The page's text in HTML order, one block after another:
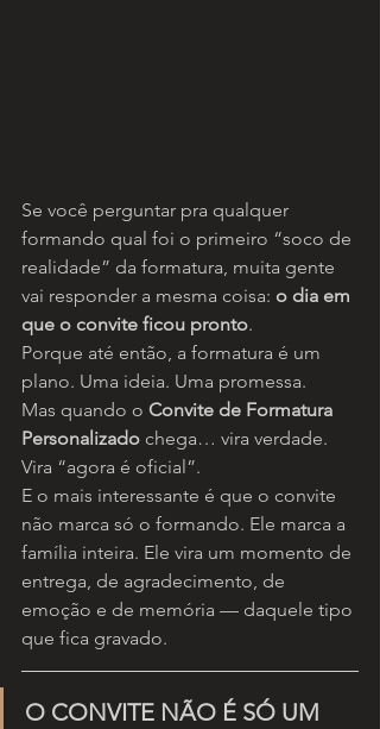
Se você perguntar pra qualquer
formando qual foi o primeiro “soco de
realidade” da formatura, muita gente
vai responder a mesma coisa: o dia em
que o convite ficou pronto.
Porque até então, a formatura é um
plano. Uma ideia. Uma promessa.
Mas quando o Convite de Formatura
Personalizado chega… vira verdade.
Vira “agora é oficial”.
E o mais interessante é que o convite
não marca só o formando. Ele marca a
família inteira. Ele vira um momento de
entrega, de agradecimento, de
emoção e de memória — daquele tipo
que fica gravado.
O CONVITE NÃO É SÓ UM